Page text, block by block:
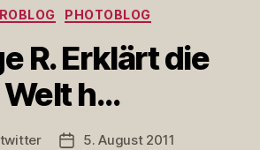
Kategorien
PHOTOBLOG
R. Erklärt die
Welt h…
twitter Veröffentlichungsdatum
5. August 2011